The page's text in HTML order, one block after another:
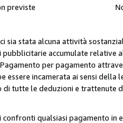
previste
sia stata alcuna attività
accumulate
per pagamento
essere incamerata ai sensi
di tutte le deduzioni e trattenute
qualsiasi pagamento in